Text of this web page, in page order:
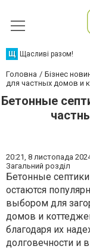
Щ Щасливі разом!
Головна Бізнес
для частных домов и
Бетонные
20:21, 8 листопада
Загальний розділ
Бетонные септики
остаются
выбором для
домов и
благодаря их
долговечности и